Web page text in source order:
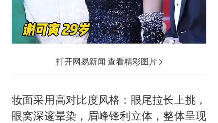
打开网易新闻 查看精彩图片
妆面采用高对比度风格：眼尾拉长上挑，
眼窝深邃晕染，眉峰锋利立体，整体呈现